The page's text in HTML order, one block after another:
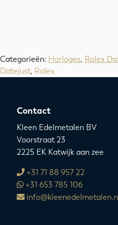
Categorieën: Horloges, Rolex
Datejust, Rolex
Contact
Kleen Edelmetalen BV
Voorstraat 23
2225 EK Katwijk aan zee
+31 71 88 957 22
+31 653 785 106